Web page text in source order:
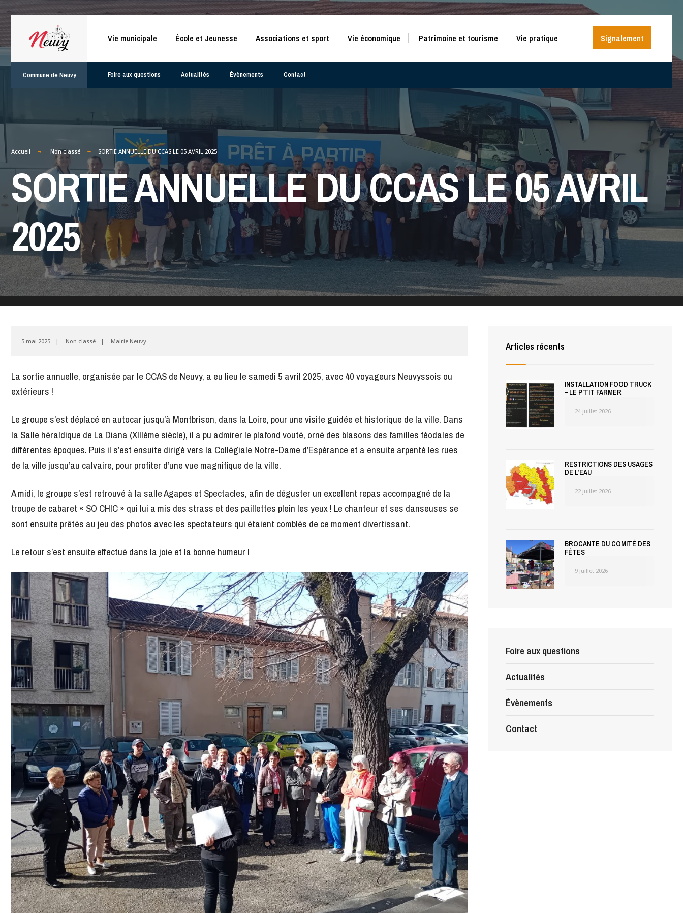
Vie municipale École et Jeunesse Associations et sport Vie économique Patrimoine et tourisme Vie pratique Signalement
Commune de Neuvy Foire aux questions Actualités Évènements Contact
Accueil Non classé SORTIE ANNUELLE DU CCAS LE 05 AVRIL 2025
SORTIE ANNUELLE DU CCAS LE 05 AVRIL
2025
5 mai 2025 | Non classé | Mairie Neuvy
La sortie annuelle, organisée par le CCAS de Neuvy, a eu lieu le samedi 5 avril 2025, avec 40 voyageurs Neuvyssois ou
extérieurs !
Le groupe s’est déplacé en autocar jusqu’à Montbrison, dans la Loire, pour une visite guidée et historique de la ville. Dans
la Salle héraldique de La Diana (XIIIème siècle), il a pu admirer le plafond vouté, orné des blasons des familles féodales de
différentes époques. Puis il s’est ensuite dirigé vers la Collégiale Notre-Dame d’Espérance et a ensuite arpenté les rues
de la ville jusqu’au calvaire, pour profiter d’une vue magnifique de la ville.
A midi, le groupe s’est retrouvé à la salle Agapes et Spectacles, afin de déguster un excellent repas accompagné de la
troupe de cabaret « SO CHIC » qui lui a mis des strass et des paillettes plein les yeux ! Le chanteur et ses danseuses se
sont ensuite prêtés au jeu des photos avec les spectateurs qui étaient comblés de ce moment divertissant.
Le retour s’est ensuite effectué dans la joie et la bonne humeur !
Articles récents
INSTALLATION FOOD TRUCK
– LE P’TIT FARMER
24 juillet 2026
RESTRICTIONS DES USAGES
DE L’EAU
22 juillet 2026
BROCANTE DU COMITÉ DES
FÊTES
9 juillet 2026
Foire aux questions
Actualités
Évènements
Contact